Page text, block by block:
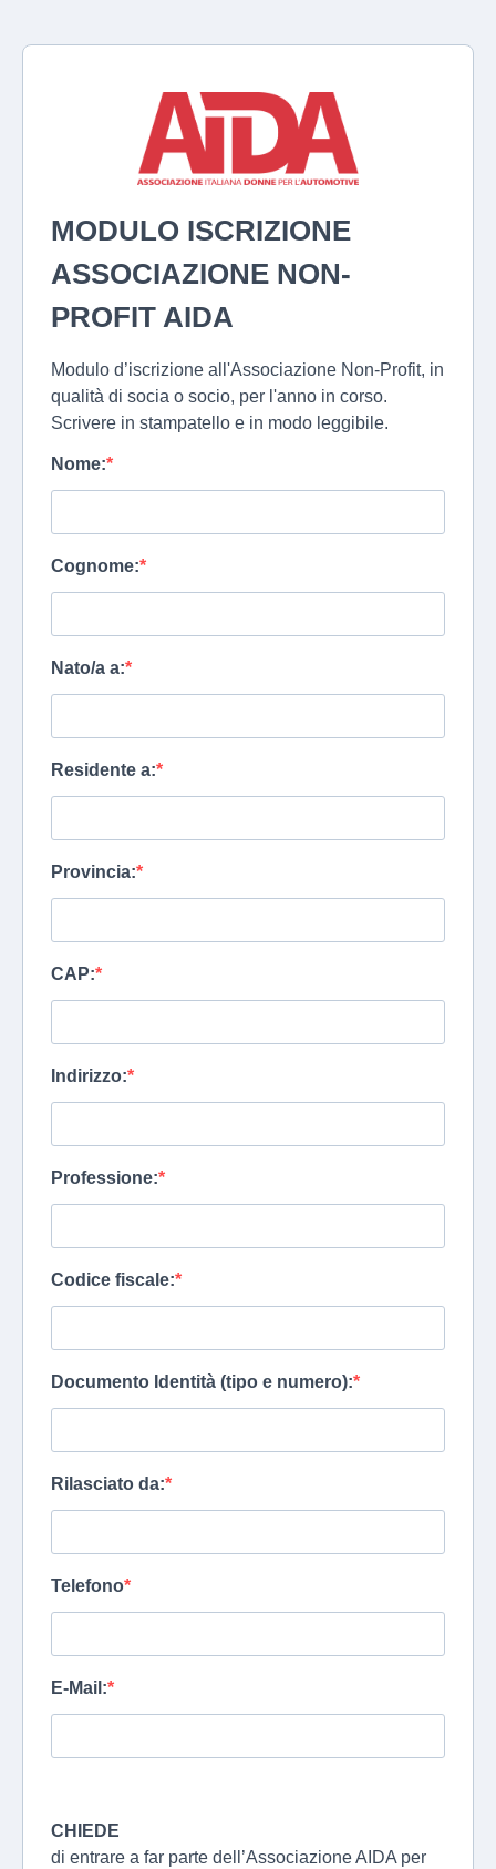
MODULO ISCRIZIONE
ASSOCIAZIONE NON-
PROFIT AIDA
Modulo d’iscrizione all'Associazione Non-Profit, in
qualità di socia o socio, per l'anno in corso.
Scrivere in stampatello e in modo leggibile.
Nome:
Cognome:
Nato/a a:
Residente a:
Provincia:
CAP:
Indirizzo:
Professione:
Codice fiscale:
Documento Identità (tipo e numero):
Rilasciato da:
Telefono
E-Mail:
CHIEDE
di entrare a far parte dell’Associazione AIDA per